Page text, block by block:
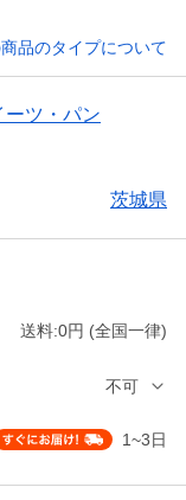
品のタイプについて
ーツ・パン
茨城県
送料:0円 (全国一律)
不可
1~3日